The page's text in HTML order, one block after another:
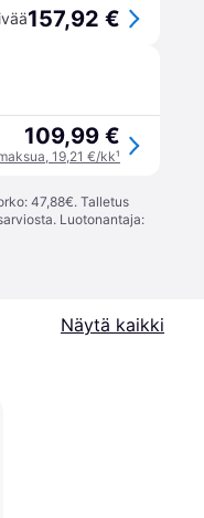
157,92 €
109,99 €
19,21 €/kk¹
47,88€. Talletus
Luotonantaja:
Näytä kaikki